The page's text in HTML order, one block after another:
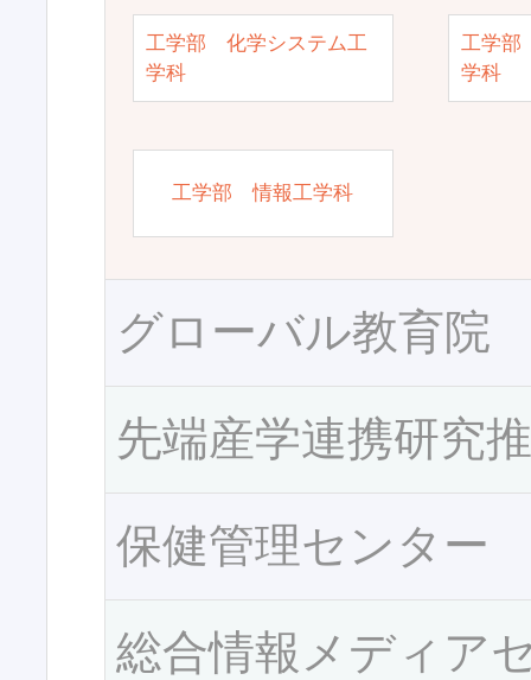
工学部 化学システム工
学科
工学部
学科
工学部 情報工学科
グローバル教育院
先端産学連携研究
保健管理センター
総合情報メディア